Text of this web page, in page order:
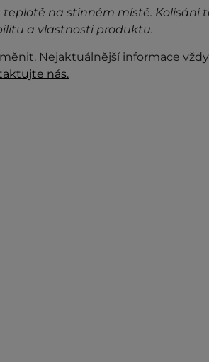
na stinném místě. Kolísání
a vlastnosti produktu.
Nejaktuálnější informace vždy
nás.